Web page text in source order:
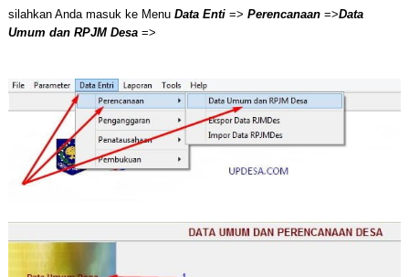
silahkan Anda masuk ke Menu Data Enti=> Perencanaan=>Data
Umum dan RPJM Desa=>